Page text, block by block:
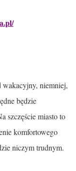
wakacyjny, niemniej,
będzie
szczęście miasto to
komfortowego
niczym trudnym.